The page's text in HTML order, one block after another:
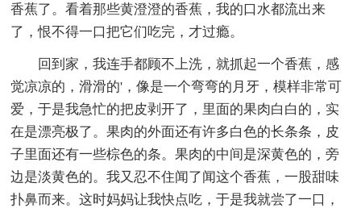
香蕉了。看着那些黄澄澄的香蕉，我的口水都流出来
了，恨不得一口把它们吃完，才过瘾。
回到家，我连手都顾不上洗，就抓起一个香蕉，感
觉凉凉的，滑滑的'，像是一个弯弯的月牙，模样非常可
爱，于是我急忙的把皮剥开了，里面的果肉白白的，实
在是漂亮极了。果肉的外面还有许多白色的长条条，皮
子里面还有一些棕色的条。果肉的中间是深黄色的，旁
边是淡黄色的。我又忍不住闻了闻这个香蕉，一股甜味
扑鼻而来。这时妈妈让我快点吃，于是我就尝了一口，